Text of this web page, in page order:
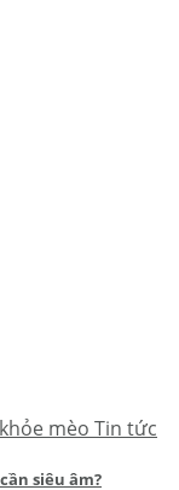
mèo Tin tức
siêu âm?